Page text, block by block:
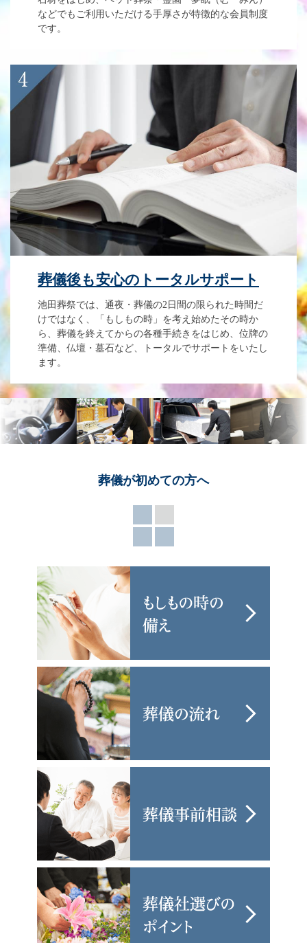
などでもご利用いただける手厚さが特徴的な会員制度
です。
葬儀後も安心のトータルサポート
池田葬祭では、通夜・葬儀の2日間の限られた時間だ
けではなく、「もしもの時」を考え始めたその時か
ら、葬儀を終えてからの各種手続きをはじめ、位牌の
準備、仏壇・墓石など、トータルでサポートをいたし
ます。
葬儀が初めての方へ